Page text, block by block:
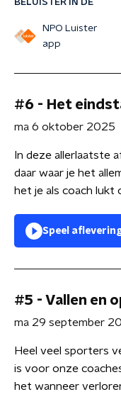
BELUISTER IN DE
NPO Luister
app
#6 - Het
ma 6 oktober 2025
In deze allerlaatste
daar waar je het
het je als coach lukt
Speel
#5 - Vallen en
ma 29 september
Heel veel sporters
is voor onze
het wanneer